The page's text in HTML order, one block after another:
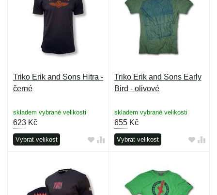
Triko Erik and Sons Hitra -
černé
skladem vybrané velikosti
623 Kč
Vybrat velikost
Triko Erik and Sons Early
Bird - olivové
skladem vybrané velikosti
655Kč
Vybrat velikost